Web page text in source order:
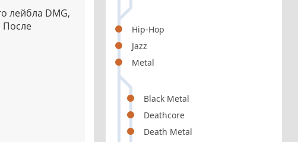
Hip-Hop
Jazz
Metal
Black Metal
Deathcore
Death Metal
лейбла DMG,
После